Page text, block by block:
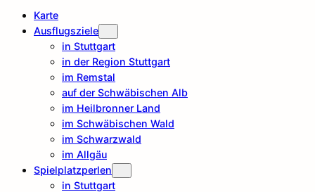
Karte
Ausflugsziele
in Stuttgart
in der Region Stuttgart
im Remstal
auf der Schwäbischen Alb
im Heilbronner Land
im Schwäbischen Wald
im Schwarzwald
im Allgäu
Spielplatzperlen
in Stuttgart